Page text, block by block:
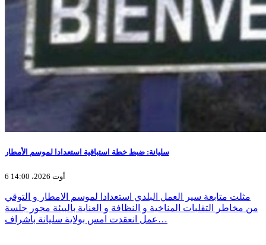
سليانة: ضبط خطة استباقية استعدادا لموسم الأمطار
6 أوت 2026، 14:00
مثلت متابعة سير العمل البلدي استعدادا لموسم الامطار و التوقي
من مخاطر التقلبات المناخية و النظافة و العناية بالبيئة محور جلسة
عمل انعقدت امس بولاية سليانة باشراف…